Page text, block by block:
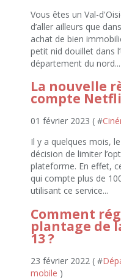
Vous êtes un Val-
d’aller ailleurs que
achat de bien
petit nid douillet dans
département du nord...
La nouvelle
compte
01 février 2023 ( #
Il y a quelques mois,
décision de limiter
plateforme. En effet,
qui compte plus de
utilisant ce service...
Comment
plantage de
13 ?
23 février 2022 ( #
mobile )